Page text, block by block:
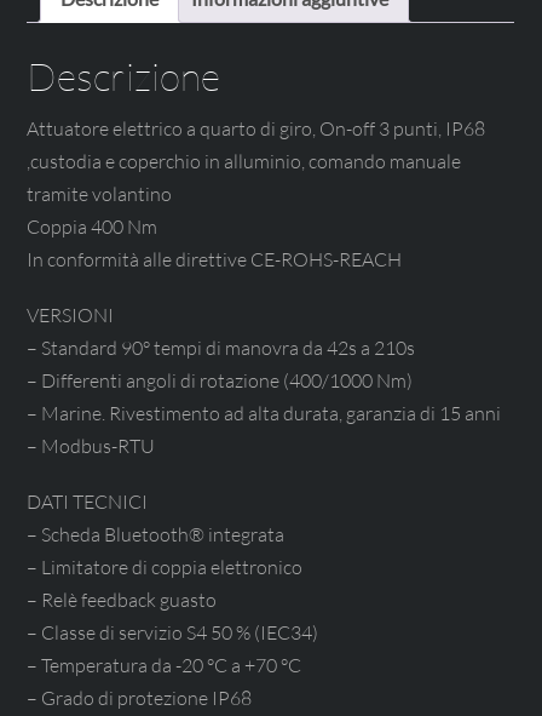
Descrizione
Attuatore elettrico a quarto di giro, On-off 3 punti, IP68
,custodia e coperchio in alluminio, comando manuale
tramite volantino
Coppia 400 Nm
In conformità alle direttive CE-ROHS-REACH
VERSIONI
– Standard 90° tempi di manovra da 42s a 210s
– Differenti angoli di rotazione (400/1000 Nm)
– Marine. Rivestimento ad alta durata, garanzia di 15 anni
– Modbus-RTU
DATI TECNICI
– Scheda Bluetooth® integrata
– Limitatore di coppia elettronico
– Relè feedback guasto
– Classe di servizio S4 50 % (IEC34)
– Temperatura da -20 °C a +70 °C
– Grado di protezione IP68